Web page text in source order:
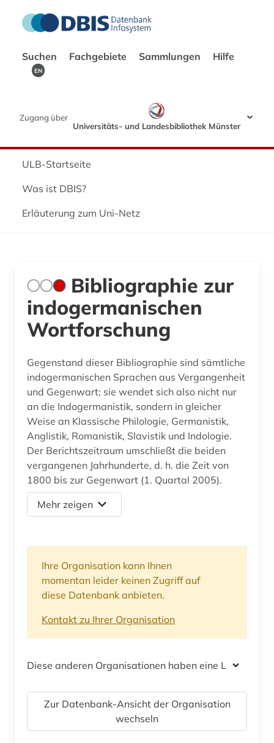
Suchen Fachgebiete Sammlungen Hilfe
EN
Zugang über
Universitäts- und Landesbibliothek Münster
ULB-Startseite
Was ist DBIS?
Erläuterung zum Uni-Netz
Bibliographie zur
indogermanischen
Wortforschung
Gegenstand dieser Bibliographie sind sämtliche
indogermanischen Sprachen aus Vergangenheit
und Gegenwart; sie wendet sich also nicht nur
an die Indogermanistik, sondern in gleicher
Weise an Klassische Philologie, Germanistik,
Anglistik, Romanistik, Slavistik und Indologie.
Der Berichtszeitraum umschließt die beiden
vergangenen Jahrhunderte, d. h. die Zeit von
1800 bis zur Gegenwart (1. Quartal 2005).
Mehr zeigen
Ihre Organisation kann Ihnen
momentan leider keinen Zugriff auf
diese Datenbank anbieten.
Kontakt zu Ihrer Organisation
Diese anderen Organisationen haben eine Lizenz
Zur Datenbank-Ansicht der Organisation
wechseln